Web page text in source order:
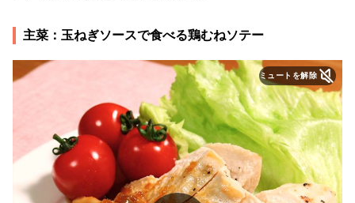
主菜：玉ねぎソースで食べる鶏むねソテー
ミュートを解除